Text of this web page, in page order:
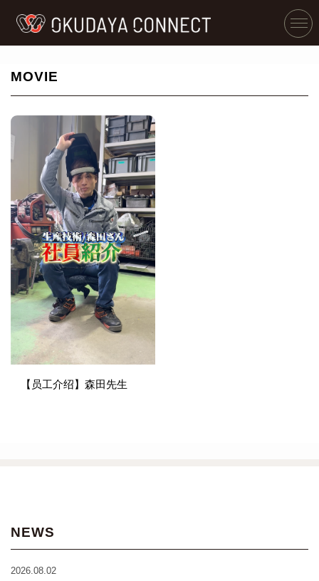
MOVIE
【员工介绍】森田先生
NEWS
2026.08.02